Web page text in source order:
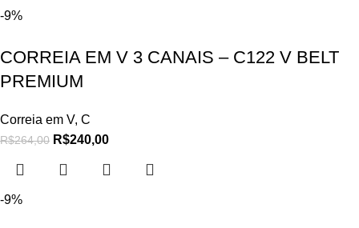
-9%
CORREIA EM V 3 CANAIS – C122 V BELT
PREMIUM
Correia em V, C
R$264,00 R$240,00
-9%